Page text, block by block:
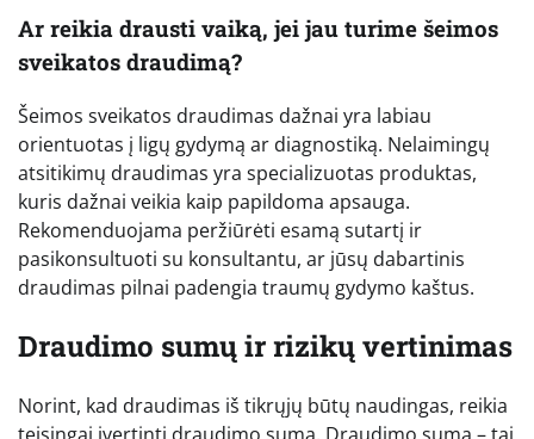
Ar reikia drausti vaiką, jei jau turime šeimos
sveikatos draudimą?
Šeimos sveikatos draudimas dažnai yra labiau
orientuotas į ligų gydymą ar diagnostiką. Nelaimingų
atsitikimų draudimas yra specializuotas produktas,
kuris dažnai veikia kaip papildoma apsauga.
Rekomenduojama peržiūrėti esamą sutartį ir
pasikonsultuoti su konsultantu, ar jūsų dabartinis
draudimas pilnai padengia traumų gydymo kaštus.
Draudimo sumų ir rizikų vertinimas
Norint, kad draudimas iš tikrųjų būtų naudingas, reikia